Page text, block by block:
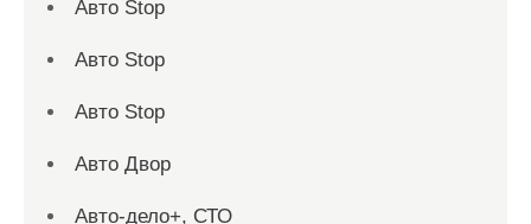
Авто Stop
Авто Stop
Авто Stop
Авто Двор
Авто-дело+, СТО